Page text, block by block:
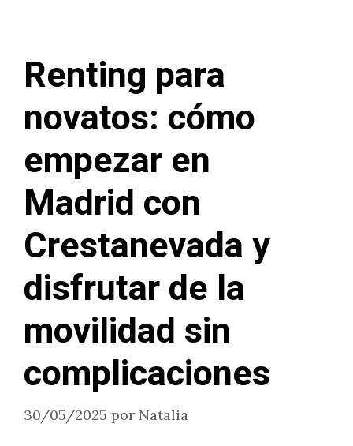
Renting para
novatos: cómo
empezar en
Madrid con
Crestanevada y
disfrutar de la
movilidad sin
complicaciones
30/05/2025 por Natalia